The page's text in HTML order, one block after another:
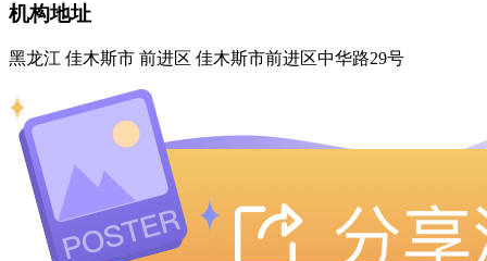
机构地址
黑龙江 佳木斯市 前进区 佳木斯市前进区中华路29号